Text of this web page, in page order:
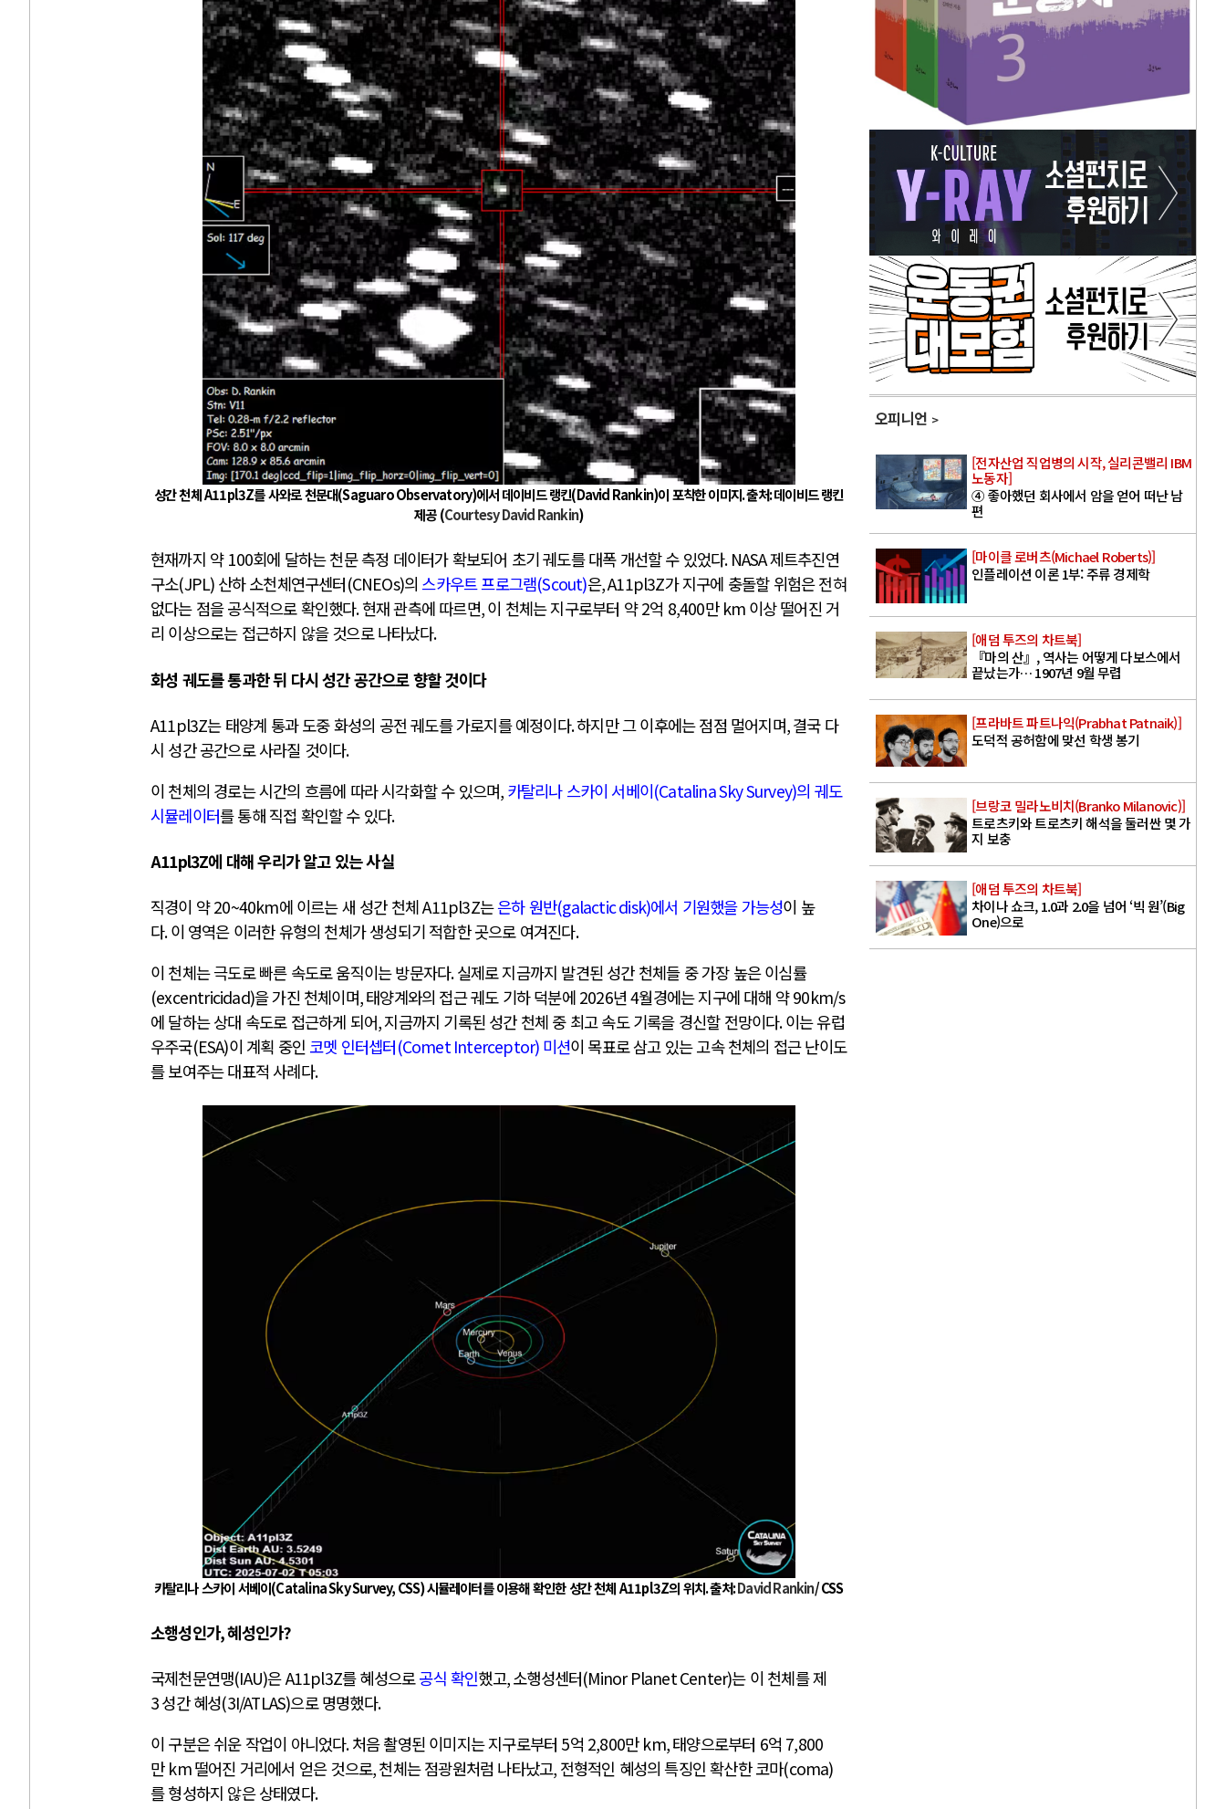
성간 천체A11pl3Z를 사와로 천문대(Saguaro Observatory)에서 데이비드 랭킨(David Rankin)이 포착한 이미지.출처:데이비드 랭킨
제공(Courtesy David Rankin)
현재까지 약 100회에 달하는 천문 측정 데이터가 확보되어 초기 궤도를 대폭 개선할 수 있었다. NASA제트추진연
구소(JPL) 산하 소천체연구센터(CNEOs)의스카우트 프로그램(Scout)은, A11pl3Z가 지구에 충돌할 위험은 전혀
없다는 점을 공식적으로 확인했다.현재 관측에 따르면,이 천체는 지구로부터 약2억 8,400만 km 이상 떨어진 거
리 이상으로는 접근하지 않을 것으로 나타났다.
화성 궤도를 통과한 뒤 다시 성간 공간으로 향할 것이다
A11pl3Z는 태양계 통과 도중 화성의 공전 궤도를 가로지를 예정이다.하지만 그 이후에는 점점 멀어지며,결국 다
시 성간 공간으로 사라질 것이다.
이 천체의 경로는 시간의 흐름에 따라 시각화할 수 있으며, 카탈리나 스카이 서베이(Catalina Sky Survey)의 궤도
시뮬레이터를 통해 직접 확인할 수 있다.
A11pl3Z에 대해 우리가 알고 있는 사실
직경이 약20~40km에 이르는 새 성간 천체A11pl3Z는은하 원반(galactic disk)에서 기원했을 가능성이 높
다.이 영역은 이러한 유형의 천체가 생성되기 적합한 곳으로 여겨진다.
이 천체는 극도로 빠른 속도로 움직이는 방문자다.실제로 지금까지 발견된 성간 천체들 중 가장 높은 이심률
(excentricidad)을 가진 천체이며,태양계와의 접근 궤도 기하 덕분에 2026년4월경에는 지구에 대해 약90km/s
에 달하는 상대 속도로 접근하게 되어,지금까지 기록된 성간 천체 중 최고 속도 기록을 경신할 전망이다.이는 유럽
우주국(ESA)이 계획 중인 코멧 인터셉터(Comet Interceptor) 미션이 목표로 삼고 있는 고속 천체의 접근 난이도
를 보여주는 대표적 사례다.
카탈리나 스카이 서베이(Catalina Sky Survey, CSS)시뮬레이터를 이용해 확인한 성간 천체A11pl3Z의 위치.출처:David Rankin/ CSS
소행성인가,혜성인가?
국제천문연맹(IAU)은A11pl3Z를 혜성으로공식 확인했고,소행성센터(Minor Planet Center)는 이 천체를 제
3성간 혜성(3I/ATLAS)으로 명명했다.
이 구분은 쉬운 작업이 아니었다.처음 촬영된 이미지는 지구로부터 5억 2,800만 km,태양으로부터 6억 7,800
만 km떨어진 거리에서 얻은 것으로,천체는 점광원처럼 나타났고, 전형적인 혜성의 특징인 확산한 코마(coma)
를 형성하지 않은 상태였다.
오피니언
[전자산업 직업병의 시작, 실리콘밸리 IBM
노동자]
④ 좋아했던 회사에서 암을 얻어 떠난 남
편
[마이클 로버츠(Michael Roberts)]
인플레이션 이론 1부: 주류 경제학
[애덤 투즈의 차트북]
『마의 산』, 역사는 어떻게 다보스에서
끝났는가… 1907년 9월 무렵
[프라바트 파트나익(Prabhat Patnaik)]
도덕적 공허함에 맞선 학생 봉기
[브랑코 밀라노비치(Branko Milanovic)]
트로츠키와 트로츠키 해석을 둘러싼 몇 가
지 보충
[애덤 투즈의 차트북]
차이나 쇼크, 1.0과 2.0을 넘어 ‘빅 원’(Big
One)으로